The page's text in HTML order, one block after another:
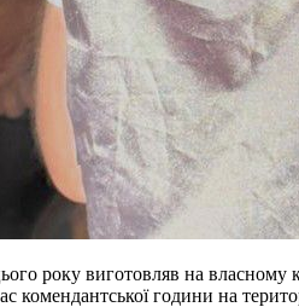
року виготовляв на
години на